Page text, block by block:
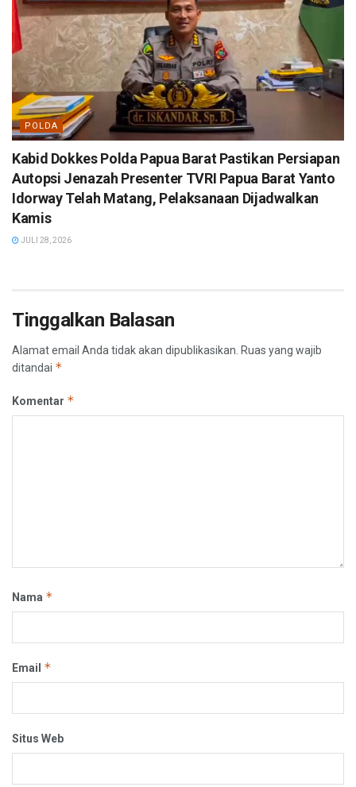
POLDA
Kabid Dokkes Polda Papua Barat Pastikan Persiapan
Autopsi Jenazah Presenter TVRI Papua Barat Yanto
Idorway Telah Matang, Pelaksanaan Dijadwalkan
Kamis
JULI 28, 2026
Tinggalkan Balasan
Alamat email Anda tidak akan dipublikasikan. Ruas yang wajib
ditandai *
Komentar *
Nama *
Email *
Situs Web